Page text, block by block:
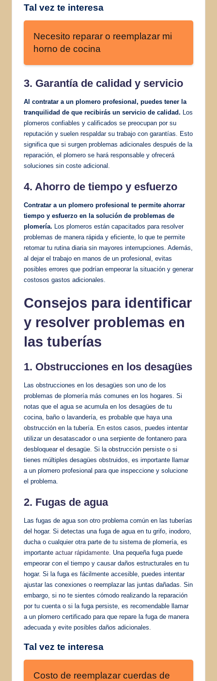
Tal vez te interesa
Necesito reparar o reemplazar mi
horno de cocina
3. Garantía de calidad y servicio
Al contratar a un plomero profesional, puedes tener la
tranquilidad de que recibirás un servicio de calidad. Los
plomeros confiables y calificados se preocupan por su
reputación y suelen respaldar su trabajo con garantías. Esto
significa que si surgen problemas adicionales después de la
reparación, el plomero se hará responsable y ofrecerá
soluciones sin coste adicional.
4. Ahorro de tiempo y esfuerzo
Contratar a un plomero profesional te permite ahorrar
tiempo y esfuerzo en la solución de problemas de
plomería. Los plomeros están capacitados para resolver
problemas de manera rápida y eficiente, lo que te permite
retomar tu rutina diaria sin mayores interrupciones. Además,
al dejar el trabajo en manos de un profesional, evitas
posibles errores que podrían empeorar la situación y generar
costosos gastos adicionales.
Consejos para identificar
y resolver problemas en
las tuberías
1. Obstrucciones en los desagües
Las obstrucciones en los desagües son uno de los
problemas de plomería más comunes en los hogares. Si
notas que el agua se acumula en los desagües de tu
cocina, baño o lavandería, es probable que haya una
obstrucción en la tubería. En estos casos, puedes intentar
utilizar un desatascador o una serpiente de fontanero para
desbloquear el desagüe. Si la obstrucción persiste o si
tienes múltiples desagües obstruidos, es importante llamar
a un plomero profesional para que inspeccione y solucione
el problema.
2. Fugas de agua
Las fugas de agua son otro problema común en las tuberías
del hogar. Si detectas una fuga de agua en tu grifo, inodoro,
ducha o cualquier otra parte de tu sistema de plomería, es
importante actuar rápidamente . Una pequeña fuga puede
empeorar con el tiempo y causar daños estructurales en tu
hogar. Si la fuga es fácilmente accesible, puedes intentar
ajustar las conexiones o reemplazar las juntas dañadas. Sin
embargo, si no te sientes cómodo realizando la reparación
por tu cuenta o si la fuga persiste, es recomendable llamar
a un plomero certificado para que repare la fuga de manera
adecuada y evite posibles daños adicionales.
Tal vez te interesa
Costo de reemplazar cuerdas de